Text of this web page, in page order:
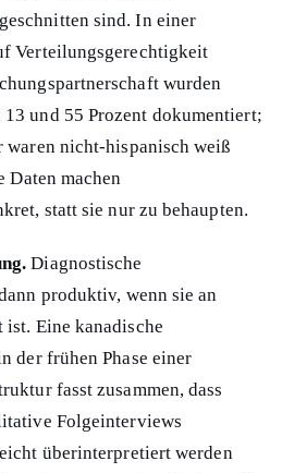
sind. In einer
Verteilungsgerechtigkeit
wurden
und 55 Prozent dokumentiert;
nicht-hispanisch weiß
Daten machen
statt sie nur zu behaupten.
Diagnostische
produktiv, wenn sie an
Eine kanadische
der frühen Phase einer
fasst zusammen, dass
Folgeinterviews
überinterpretiert werden